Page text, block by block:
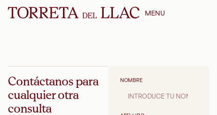
MENU
Contacto
Contáctanos para
cualquier otra
consulta
NOMBRE